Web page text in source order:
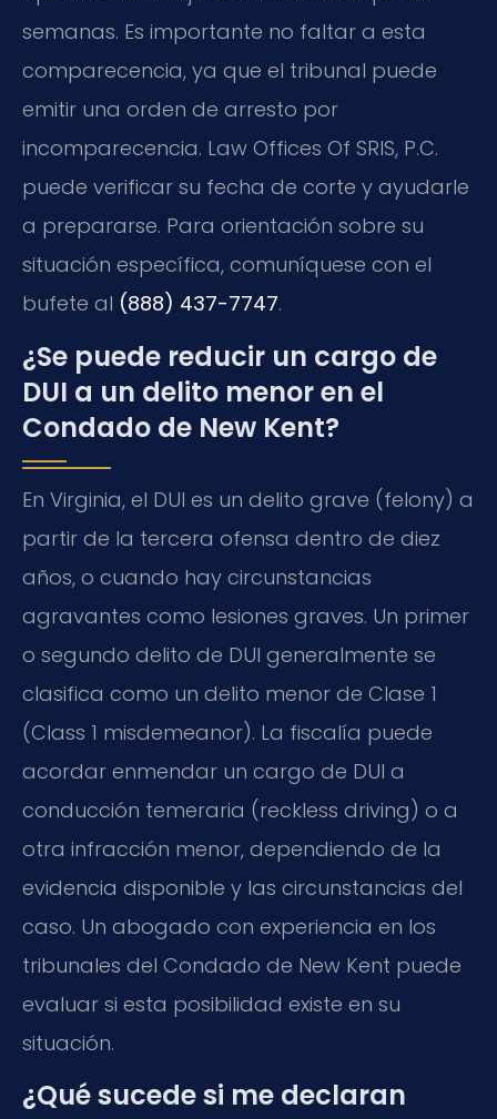
semanas. Es importante no faltar a esta
comparecencia, ya que el tribunal puede
emitir una orden de arresto por
incomparecencia. Law Offices Of SRIS, P.C.
puede verificar su fecha de corte y ayudarle
a prepararse. Para orientación sobre su
situación específica, comuníquese con el
bufete al (888) 437-7747.
¿Se puede reducir un cargo de
DUI a un delito menor en el
Condado de New Kent?
En Virginia, el DUI es un delito grave (felony) a
partir de la tercera ofensa dentro de diez
años, o cuando hay circunstancias
agravantes como lesiones graves. Un primer
o segundo delito de DUI generalmente se
clasifica como un delito menor de Clase 1
(Class 1 misdemeanor). La fiscalía puede
acordar enmendar un cargo de DUI a
conducción temeraria (reckless driving) o a
otra infracción menor, dependiendo de la
evidencia disponible y las circunstancias del
caso. Un abogado con experiencia en los
tribunales del Condado de New Kent puede
evaluar si esta posibilidad existe en su
situación.
¿Qué sucede si me declaran